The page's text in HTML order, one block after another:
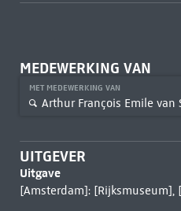
MEDEWERKING VAN
MET MEDEWERKING VAN
Arthur François Emile van
UITGEVER
Uitgave
[Amsterdam]: [Rijksmuseum],